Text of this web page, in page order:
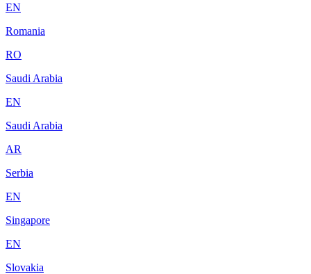
EN
Romania
RO
Saudi Arabia
EN
Saudi Arabia
AR
Serbia
EN
Singapore
EN
Slovakia